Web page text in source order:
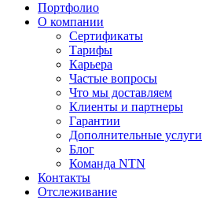
Портфолио
О компании
Сертификаты
Тарифы
Карьера
Частые вопросы
Что мы доставляем
Клиенты и партнеры
Гарантии
Дополнительные услуги
Блог
Команда NTN
Контакты
Отслеживание